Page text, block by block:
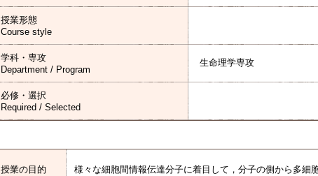
授業形態
Course style
学科・専攻
Department / Program
生命理学専攻
必修・選択
Required / Selected
授業の目的
様々な細胞間情報伝達分子に着目して，分子の側から多